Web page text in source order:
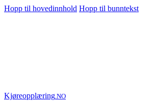
Hopp til hovedinnhold Hopp til bunntekst
Kjøreopplæring.NO